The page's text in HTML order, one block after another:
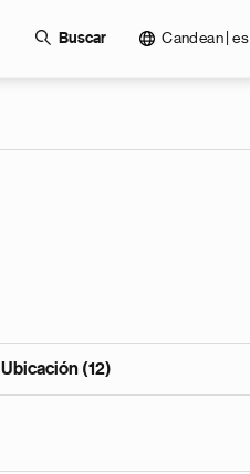
Buscar Candean | es
Ubicación (12)